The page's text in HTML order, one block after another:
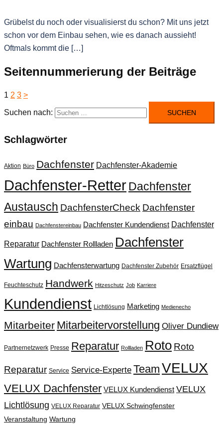
Grübelst du noch oder visualisierst du schon? Mit uns jetzt
schon vor dem Einbau sehen, wie es danach aussieht!
Oftmals kommt die […]
Seitennummerierung der Beiträge
1 2 3 >
Suchen nach:
Schlagwörter
Aktion Büro Dachfenster Dachfenster-Akademie
Dachfenster-RetterDachfenster
Austausch DachfensterCheck Dachfenster
einbau Dachfenstereinbau Dachfenster Kundendienst Dachfenster
Reparatur Dachfenster Rollladen Dachfenster
Wartung Dachfensterwartung Dachfenster Zubehör Ersatzflügel
Feuchteschutz Handwerk Hitzeschutz Job Karriere
Kundendienst Lichtlösung Marketing Medienecho
Mitarbeiter Mitarbeitervorstellung Oliver Dundiew
Partnernetzwerk Presse Reparatur Rollladen Roto Roto
Reparatur Service Service-Experte Team VELUX
VELUX Dachfenster VELUX Kundendienst VELUX
Lichtlösung VELUX Reparatur VELUX Schwingfenster
Veranstaltung Wartung